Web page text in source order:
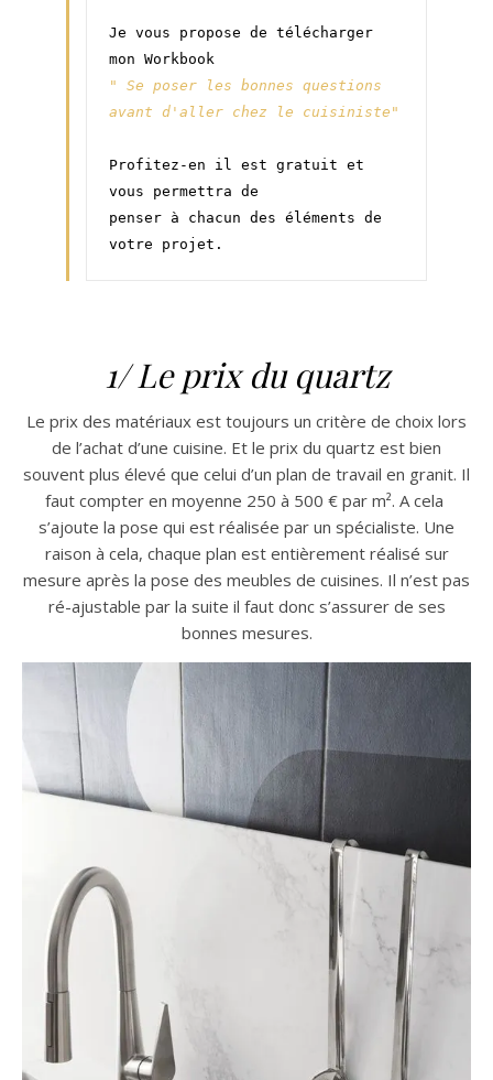
Je vous propose de télécharger
mon Workbook
" Se poser les bonnes questions
avant d'aller chez le cuisiniste"
Profitez-en il est gratuit et
vous permettra de
penser à chacun des éléments de
votre projet.
1/ Le prix du quartz
Le prix des matériaux est toujours un critère de choix lors
de l’achat d’une cuisine. Et le prix du quartz est bien
souvent plus élevé que celui d’un plan de travail en granit. Il
faut compter en moyenne 250 à 500 € par m². A cela
s’ajoute la pose qui est réalisée par un spécialiste. Une
raison à cela, chaque plan est entièrement réalisé sur
mesure après la pose des meubles de cuisines. Il n’est pas
ré-ajustable par la suite il faut donc s’assurer de ses
bonnes mesures.